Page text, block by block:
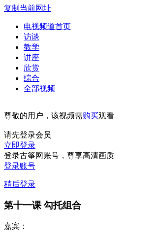
复制当前网址
电视频道首页
访谈
教学
讲座
欣赏
综合
全部视频
尊敬的用户，该视频需购买观看
请先登录会员
立即登录
登录古筝网账号，尊享高清画质
登录账号
稍后登录
第十一课 勾托组合
嘉宾：